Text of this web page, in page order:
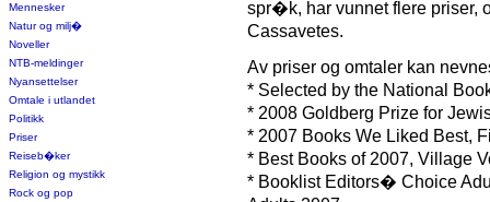
Mennesker
Natur og milj�
Noveller
NTB-meldinger
Nyansettelser
Omtale i utlandet
Politikk
Priser
Reiseb�ker
Religion og mystikk
Rock og pop
spr�k, har vunnet flere priser,
Cassavetes.
Av priser og omtaler kan
* Selected by the National
* 2008 Goldberg Prize for
* 2007 Books We Liked Best,
* Best Books of 2007, Village
* Booklist Editors� Choice